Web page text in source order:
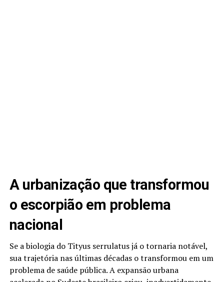
A urbanização que transformou
o escorpião em problema
nacional
Se a biologia do Tityus serrulatus já o tornaria notável,
sua trajetória nas últimas décadas o transformou em um
problema de saúde pública. A expansão urbana